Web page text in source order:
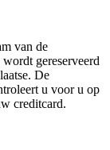
van de
gereserveerd
De
u voor u op
creditcard.